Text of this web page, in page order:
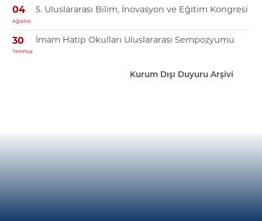
04
Ağustos
5. Uluslararası Bilim, İnovasyon ve Eğitim Kongresi
30
Temmuz
İmam Hatip Okulları Uluslararası Sempozyumu
Kurum Dışı Duyuru Arşivi